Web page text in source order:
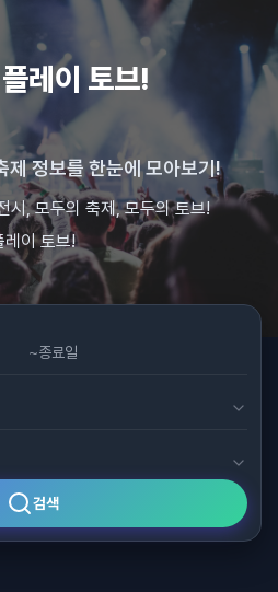
플레이 토브!
제 정보를 한눈에 모아보기!
시, 모두의 축제, 모두의 토브!
레이 토브!
~
검색